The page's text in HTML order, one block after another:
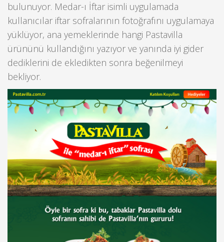
bulunuyor. Medar-ı İftar isimli uygulamada
kullanıcılar iftar sofralarının fotoğrafını uygulamaya
yüklüyor, ana yemeklerinde hangi Pastavilla
ürününü kullandığını yazıyor ve yanında iyi gider
dediklerini de ekledikten sonra beğenilmeyi
bekliyor.